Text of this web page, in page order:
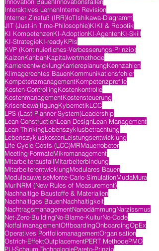
Interaktives LernenInterne Revision
Interner Zinsfuß (IRR)IoTIshikawa-Diagramm
JIT (Just-in Time-Philosophie)KIKI & Robotik
KI KompetenzenKI-AdoptionKI-AgentenKI-Skill
KI-StrategieKI-readyKPIs
KVP (Kontinuierliches-Verbesserungs-Prinzip)
KaizenKanbanKapitalwertmethode
KarriereentwicklungKarriereplanungKennzahlen
Klimagerechtes BauenKommunikationsfehler
KompetenzmanagementKompetenzprofile
Kosten-ControllingKostenkontrolle
KostenmanagementKostensteuerung
KrisenbewältigungKybernetikLCC
LPS (Last-Planner-System)Leadership
Lean ConstructionLean DesignLean Management
Lean ThinkingLebenszyklusbetrachtung
LebenszykluskostenLeistungsentwicklung
Life Cycle Costs (LCC)MRMauerroboter
Meeting-FormateMikromanagement
MitarbeiterausfallMitarbeiterbindung
MitarbeiterentwicklungModulares Bauen
ModulbauweiseMonte-Carlo-SimulationMudaMura
MuriNRM (New Rules of Measurement)
Nachhaltige Baustoffe & Materialien
Nachhaltiges BauenNachhaltigkeit
NachtragsmanagementNanodämmungNarzissmus
Net-Zero-BuildingNo-Blame-KulturNo-Code
NotfallmanagementOffboardingOnboardingOpEx
Operatives PortfoliomanagementOrganisation
Ostrich-EffektOutplacementPERT MethodePMO
PU-Schaum TechnologiePareto-Prinzip